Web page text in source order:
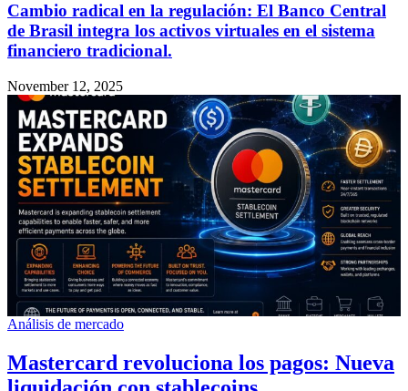
Cambio radical en la regulación: El Banco Central
de Brasil integra los activos virtuales en el sistema
financiero tradicional.
November 12, 2025
Análisis de mercado
Mastercard revoluciona los pagos: Nueva